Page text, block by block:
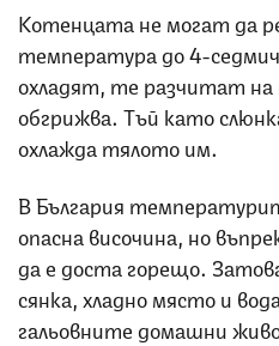
Котенцата не могат да
температура до 4-
охладят, те разчитат на
обгрижва. Тъй като
охлажда тялото им.
В България
опасна височина, но
да е доста горещо.
сянка, хладно място и
гальовните домашни